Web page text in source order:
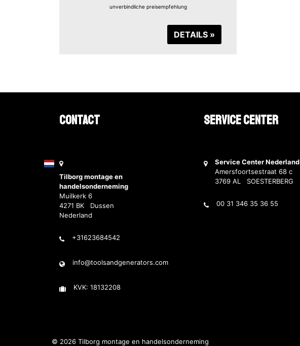
unverbindliche preisempfehlung
DETAILS »
Contact
Tilborg montage en
handelsonderneming
Muilkerk 6
4271 BK Dussen
Nederland
+31623684542
info@toolsandgenerators.com
KVK: 18132208
Service Center
Service Center Nederland
Amersfoortsestraat 68 c
3769 AL SOESTERBERG
00 31 346 35 36 55
© 2026 Tilborg montage en handelsonderneming